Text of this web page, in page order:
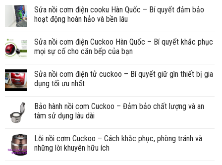
Sửa nồi cơm điện cooku Hàn Quốc – Bí quyết đảm bảo
hoạt động hoàn hảo và bền lâu
Sửa nồi cơm điện Cuckoo Hàn Quốc – Bí quyết khắc phục
mọi sự cố cho căn bếp của bạn
Sửa nồi cơm điện tử cuckoo – Bí quyết giữ gìn thiết bị gia
dụng tối ưu nhất
Bảo hành nồi cơm Cuckoo – Đảm bảo chất lượng và an
tâm sử dụng lâu dài
Lỗi nồi cơm Cuckoo – Cách khắc phục, phòng tránh và
những lời khuyên hữu ích